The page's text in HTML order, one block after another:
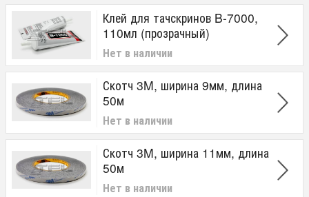
Клей для тачскринов B-7000,
110мл (прозрачный)
Нет в наличии
Скотч 3M, ширина 9мм, длина
50м
Нет в наличии
Скотч 3M, ширина 11мм, длина
50м
Нет в наличии